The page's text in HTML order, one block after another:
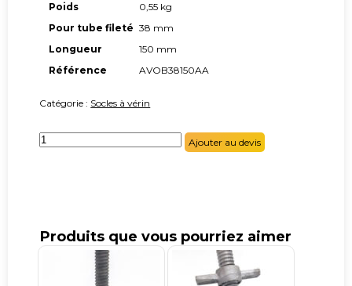
Poids
0,55 kg
Pour tube fileté 38 mm
Longueur
150 mm
Référence
AVOB38150AA
Catégorie : Socles à vérin
quantité
de
Ajouter au devis
Produits que vous pourriez aimer